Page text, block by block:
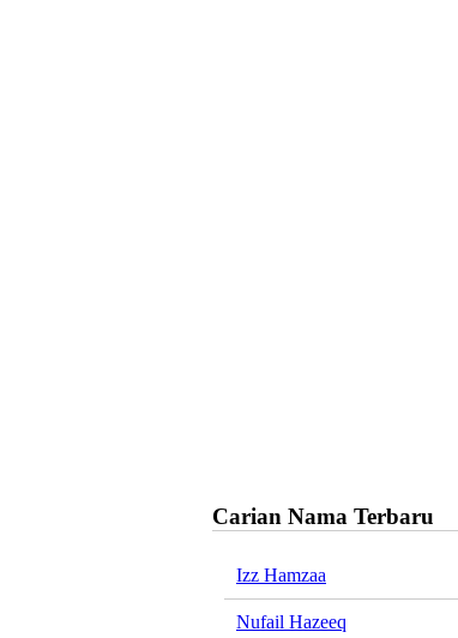
Carian Nama Terbaru
Izz Hamzaa
Nufail Hazeeq